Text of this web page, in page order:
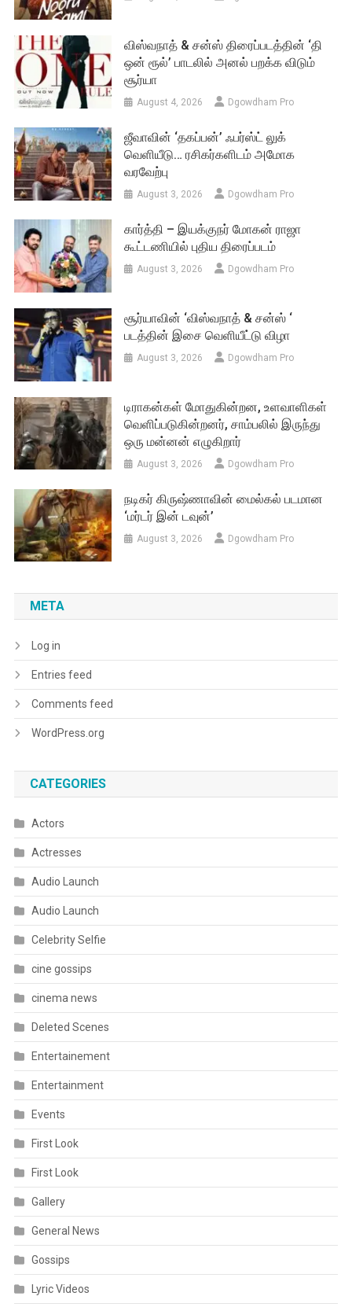
விஸ்வநாத் & சன்ஸ் திரைப்படத்தின் ‘தி
ஒன் ரூல்’ பாடலில் அனல் பறக்க விடும்
சூர்யா
August 4, 2026 Dgowdham Pro
ஜீவாவின் ‘தகப்பன்’ ஃபர்ஸ்ட் லுக்
வெளியீடு… ரசிகர்களிடம் அமோக
வரவேற்பு
August 3, 2026 Dgowdham Pro
கார்த்தி – இயக்குநர் மோகன் ராஜா
கூட்டணியில் புதிய திரைப்படம்
August 3, 2026 Dgowdham Pro
சூர்யாவின் ‘விஸ்வநாத் & சன்ஸ் ‘
படத்தின் இசை வெளியீட்டு விழா
August 3, 2026 Dgowdham Pro
டிராகன்கள் மோதுகின்றன, உளவாளிகள்
வெளிப்படுகின்றனர், சாம்பலில் இருந்து
ஒரு மன்னன் எழுகிறார்
August 3, 2026 Dgowdham Pro
நடிகர் கிருஷ்ணாவின் மைல்கல் படமான
‘மர்டர் இன் டவுன்’
August 3, 2026 Dgowdham Pro
META
Log in
Entries feed
Comments feed
WordPress.org
CATEGORIES
Actors
Actresses
Audio Launch
Audio Launch
Celebrity Selfie
cine gossips
cinema news
Deleted Scenes
Entertainement
Entertainment
Events
First Look
First Look
Gallery
General News
Gossips
Lyric Videos